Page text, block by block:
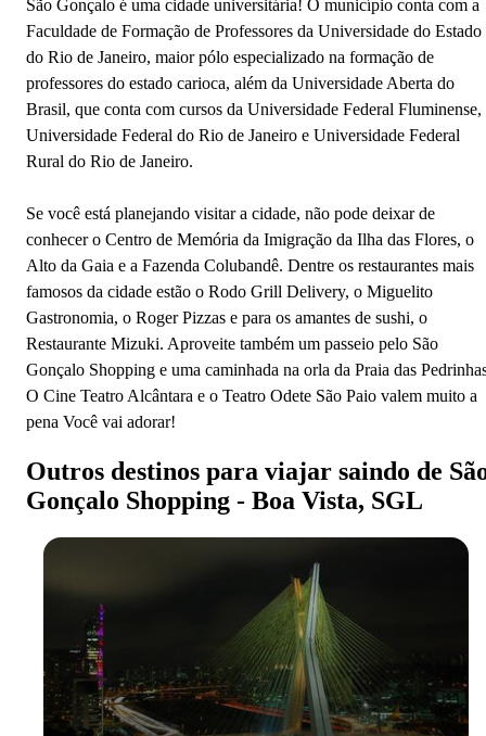
São Gonçalo é uma cidade universitária! O município conta com a
Faculdade de Formação de Professores da Universidade do Estado
do Rio de Janeiro, maior pólo especializado na formação de
professores do estado carioca, além da Universidade Aberta do
Brasil, que conta com cursos da Universidade Federal Fluminense,
Universidade Federal do Rio de Janeiro e Universidade Federal
Rural do Rio de Janeiro.
Se você está planejando visitar a cidade, não pode deixar de
conhecer o Centro de Memória da Imigração da Ilha das Flores, o
Alto da Gaia e a Fazenda Colubandê. Dentre os restaurantes mais
famosos da cidade estão o Rodo Grill Delivery, o Miguelito
Gastronomia, o Roger Pizzas e para os amantes de sushi, o
Restaurante Mizuki. Aproveite também um passeio pelo São
Gonçalo Shopping e uma caminhada na orla da Praia das
O Cine Teatro Alcântara e o Teatro Odete São Paio valem muito a
pena Você vai adorar!
Outros destinos para viajar saindo de
Gonçalo Shopping - Boa Vista, SGL